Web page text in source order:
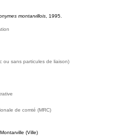
montarvillois , 1995.
ou sans particules de liaison)
de comté (MRC)
(Ville)